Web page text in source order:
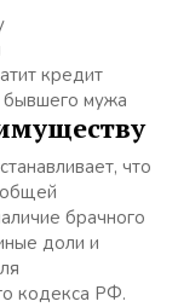
кредит
бывшего мужа
что
брачного
доли и
кодекса РФ.